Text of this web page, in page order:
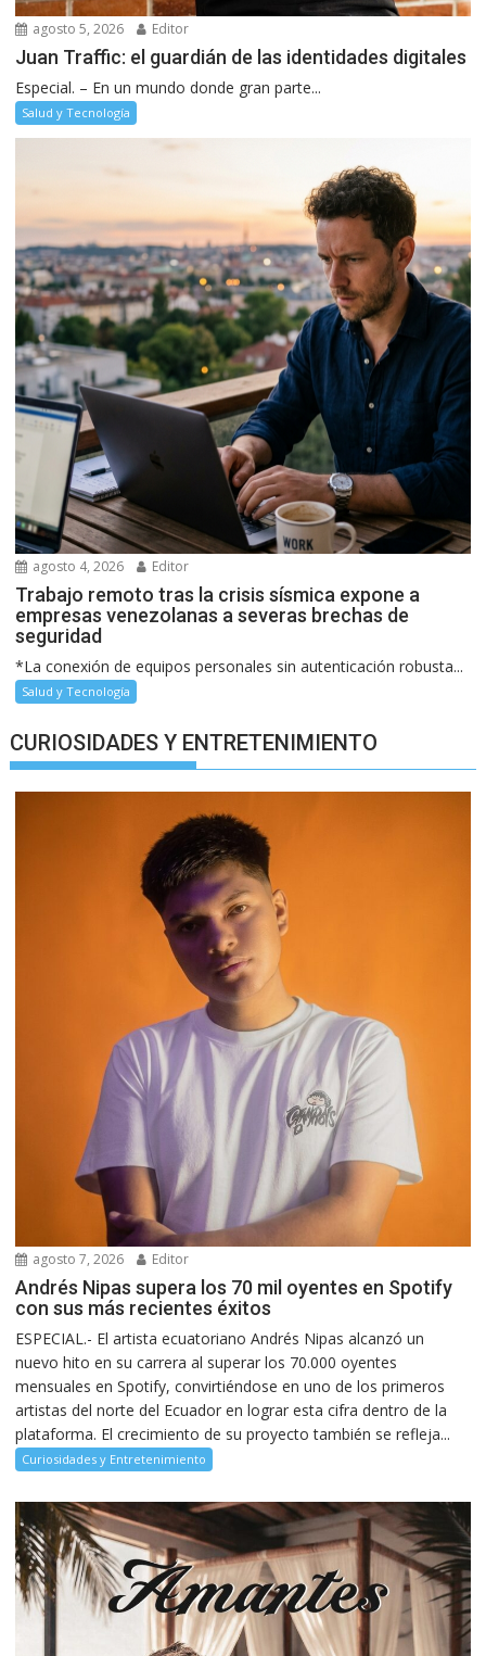
agosto 5, 2026 Editor
Juan Traffic: el guardián de las identidades digitales
Especial. – En un mundo donde gran parte...
Salud y Tecnología
agosto 4, 2026 Editor
Trabajo remoto tras la crisis sísmica expone a
empresas venezolanas a severas brechas de
seguridad
*La conexión de equipos personales sin autenticación robusta...
Salud y Tecnología
CURIOSIDADES Y ENTRETENIMIENTO
agosto 7, 2026 Editor
Andrés Nipas supera los 70 mil oyentes en Spotify
con sus más recientes éxitos
ESPECIAL.- El artista ecuatoriano Andrés Nipas alcanzó un
nuevo hito en su carrera al superar los 70.000 oyentes
mensuales en Spotify, convirtiéndose en uno de los primeros
artistas del norte del Ecuador en lograr esta cifra dentro de la
plataforma. El crecimiento de su proyecto también se refleja...
Curiosidades y Entretenimiento